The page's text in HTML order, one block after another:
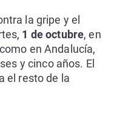
la gripe y el
1 de octubre, en
en Andalucía,
y cinco años. El
el resto de la